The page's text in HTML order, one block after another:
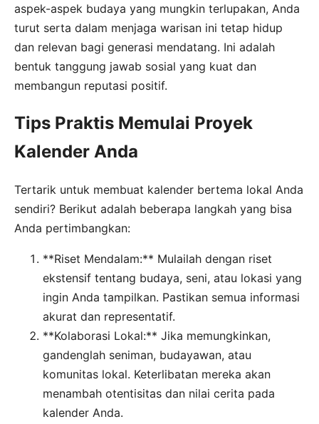
aspek-aspek budaya yang mungkin terlupakan, Anda
turut serta dalam menjaga warisan ini tetap hidup
dan relevan bagi generasi mendatang. Ini adalah
bentuk tanggung jawab sosial yang kuat dan
membangun reputasi positif.
Tips Praktis Memulai Proyek
Kalender Anda
Tertarik untuk membuat kalender bertema lokal Anda
sendiri? Berikut adalah beberapa langkah yang bisa
Anda pertimbangkan:
**Riset Mendalam:** Mulailah dengan riset
ekstensif tentang budaya, seni, atau lokasi yang
ingin Anda tampilkan. Pastikan semua informasi
akurat dan representatif.
**Kolaborasi Lokal:** Jika memungkinkan,
gandenglah seniman, budayawan, atau
komunitas lokal. Keterlibatan mereka akan
menambah otentisitas dan nilai cerita pada
kalender Anda.